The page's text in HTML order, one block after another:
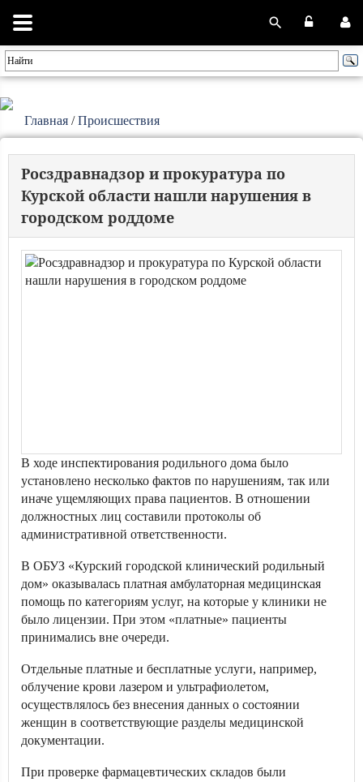
Главная /Происшествия
Росздравнадзор и прокуратура по
Курской области нашли нарушения в
городском роддоме
В ходе инспектирования родильного дома было
установлено несколько фактов по нарушениям, так или
иначе ущемляющих права пациентов. В отношении
должностных лиц составили протоколы об
административной ответственности.
В ОБУЗ «Курский городской клинический родильный
дом» оказывалась платная амбулаторная медицинская
помощь по категориям услуг, на которые у клиники не
было лицензии. При этом «платные» пациенты
принимались вне очереди.
Отдельные платные и бесплатные услуги, например,
облучение крови лазером и ультрафиолетом,
осуществлялось без внесения данных о состоянии
женщин в соответствующие разделы медицинской
документации.
При проверке фармацевтических складов были